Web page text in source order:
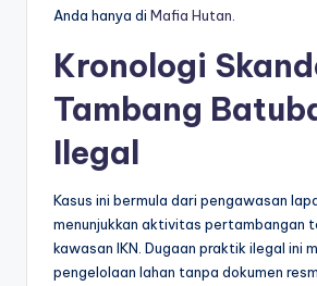
Anda hanya di Mafia Hutan.
Kronologi
Tambang
Ilegal
Kasus ini bermula dari pengawasan
menunjukkan aktivitas pertambangan
kawasan IKN. Dugaan praktik ilegal ini
pengelolaan lahan tanpa dokumen